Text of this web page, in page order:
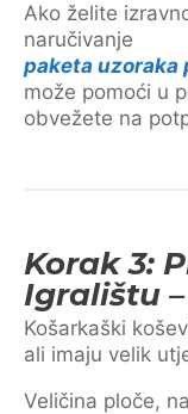
Ako želite
naručivanje
paketa uzoraka
može pomoći u
obvežete na
Korak 3:
Igralištu
Košarkaški
ali imaju velik
Veličina ploče,